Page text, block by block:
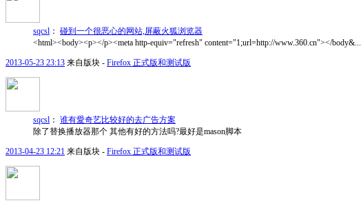
sqcsl ： 碰到一个很恶心的网站,屏蔽火狐浏览器
<html><body><p></p><meta http-equiv="refresh" content="1;url=http://www.360.cn"></body&...
2013-05-23 23:13 来自版块 - Firefox 正式版和测试版
sqcsl ： 谁有愛奇艺比较好的去广告方案
除了替换播放器那个 其他有好的方法吗?最好是mason脚本
2013-04-23 12:21 来自版块 - Firefox 正式版和测试版